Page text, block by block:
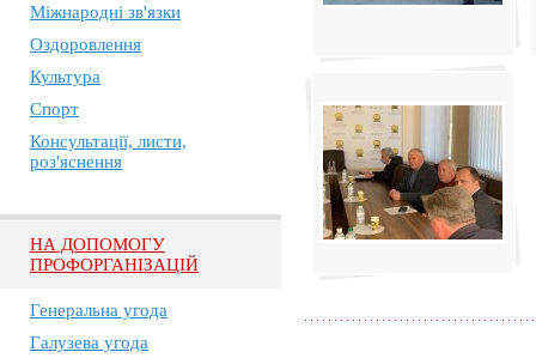
Міжнародні зв'язки
Оздоровлення
Культура
Спорт
Консультації, листи,
роз'яснення
НА ДОПОМОГУ
ПРОФОРГАНІЗАЦІЙ
Генеральна угода
Галузева угода